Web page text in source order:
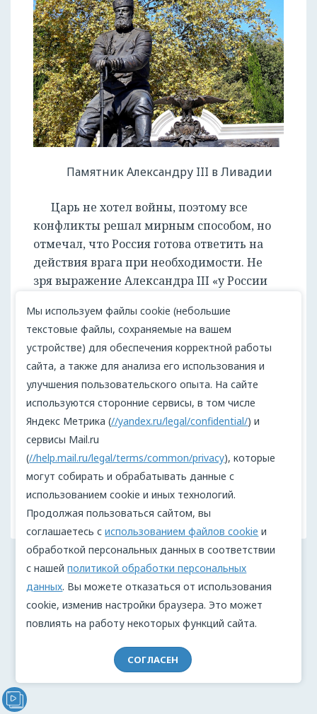
Памятник Александру III в Ливадии
Царь не хотел войны, поэтому все
конфликты решал мирным способом, но
отмечал, что Россия готова ответить на
действия врага при необходимости. Не
зря выражение Александра III «у России
стало крылатым.
Редакционное бюро
Поделиться:
Чтобы оставить комментарий,войдите
в аккаунт
Мы используем файлы cookie (небольшие
текстовые файлы, сохраняемые на вашем
устройстве) для обеспечения корректной работы
сайта, а также для анализа его использования и
улучшения пользовательского опыта. На сайте
используются сторонние сервисы, в том числе
Яндекс Метрика (//yandex.ru/legal/confidential/) и
сервисы Mail.ru
(//help.mail.ru/legal/terms/common/privacy), которые
могут собирать и обрабатывать данные с
использованием cookie и иных технологий.
Продолжая пользоваться сайтом, вы
соглашаетесь сиспользованием файлов cookie и
обработкой персональных данных в соответствии
с нашейполитикой обработки персональных
данных. Вы можете отказаться от использования
cookie, изменив настройки браузера. Это может
повлиять на работу некоторых функций сайта.
СОГЛАСЕН